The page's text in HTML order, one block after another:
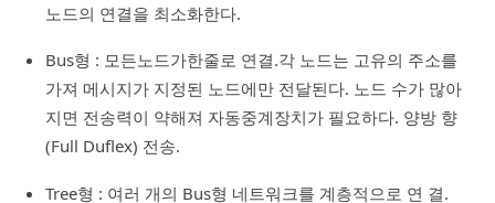
노드의 연결을 최소화한다.
Bus형 : 모든노드가한줄로 연결.각 노드는 고유의 주소를
가져 메시지가 지정된 노드에만 전달된다. 노드 수가 많아
지면 전송력이 약해져 자동중계장치가 필요하다. 양방 향
(Full Duflex) 전송.
Tree형 : 여러 개의 Bus형 네트워크를 계층적으로 연 결.